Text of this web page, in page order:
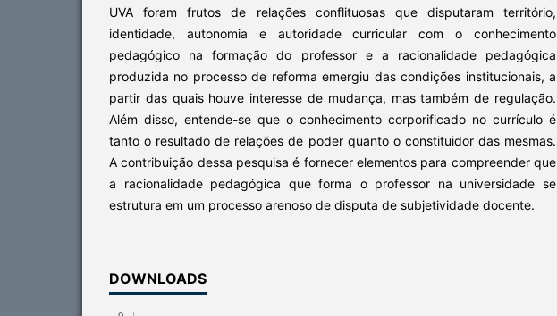
UVA foram frutos de relações conflituosas que disputaram território,
identidade, autonomia e autoridade curricular com o conhecimento
pedagógico na formação do professor e a racionalidade pedagógica
produzida no processo de reforma emergiu das condições institucionais, a
partir das quais houve interesse de mudança, mas também de regulação.
Além disso, entende-se que o conhecimento corporificado no currículo é
tanto o resultado de relações de poder quanto o constituidor das mesmas.
A contribuição dessa pesquisa é fornecer elementos para compreender que
a racionalidade pedagógica que forma o professor na universidade se
estrutura em um processo arenoso de disputa de subjetividade docente.
DOWNLOADS